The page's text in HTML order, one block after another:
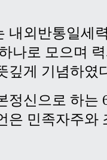
내외반통일세
나로 모으며
깊게 기념하였
정신으로 하는
은 민족자주와